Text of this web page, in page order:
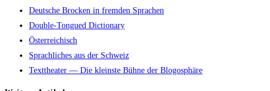
Deutsche Brocken in fremden Sprachen
Double-Tongued Dictionary
Österreichisch
Sprachliches aus der Schweiz
Texttheater — Die kleinste Bühne der Blogosphäre